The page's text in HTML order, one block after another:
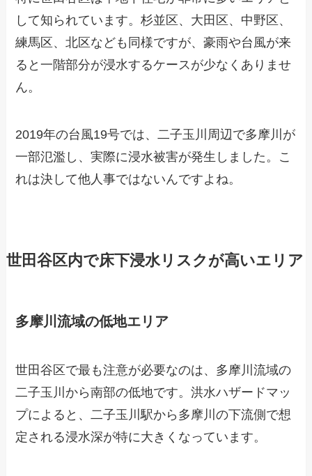
して知られています。杉並区、大田区、中野区、
練馬区、北区なども同様ですが、豪雨や台風が来
ると一階部分が浸水するケースが少なくありませ
ん。
2019年の台風19号では、二子玉川周辺で多摩川が
一部氾濫し、実際に浸水被害が発生しました。こ
れは決して他人事ではないんですよね。
世田谷区内で床下浸水リスクが高いエリア
多摩川流域の低地エリア
世田谷区で最も注意が必要なのは、多摩川流域の
二子玉川から南部の低地です。洪水ハザードマッ
プによると、二子玉川駅から多摩川の下流側で想
定される浸水深が特に大きくなっています。